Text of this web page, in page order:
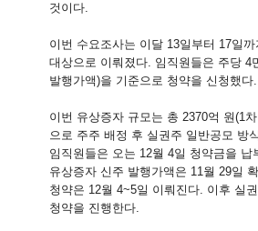
것이다.
이번 수요조사는 이달 13일부터 17일
대상으로 이뤄졌다. 임직원들은 주당 4
발행가액)을 기준으로 청약을 신청했다.
이번 유상증자 규모는 총 2370억 원(1
으로 주주 배정 후 실권주 일반공모 방
임직원들은 오는 12월 4일 청약금을 납
유상증자 신주 발행가액은 11월 29일
청약은 12월 4~5일 이뤄진다. 이후 실
청약을 진행한다.